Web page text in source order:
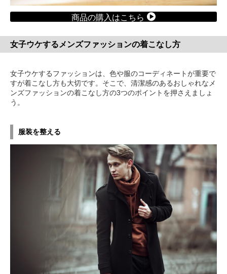
商品の購入はこちら
女子ウケするメンズファッションの着こなし方
女子ウケするファッションは、色や服のコーディネートが重要で
すが着こなし方も大切です。そこで、清潔感のあるおしゃれなメ
ンズファッションの着こなし方の3つのポイントを押さえましょ
う。
服装を整える